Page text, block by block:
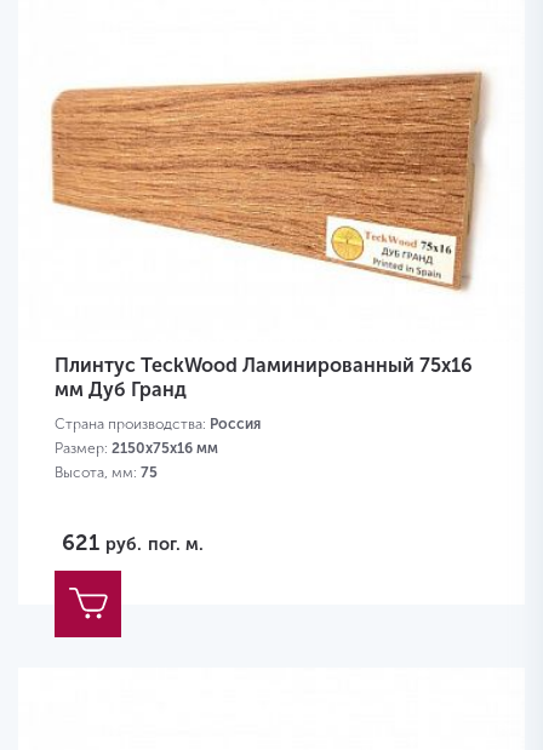
Плинтус TeckWood Ламинированный 75х16
мм Дуб Гранд
Страна производства: Россия
Размер: 2150х75х16 мм
Высота, мм: 75
621 руб. пог. м.